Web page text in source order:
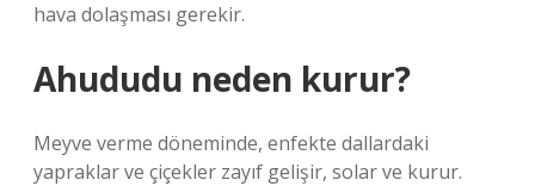
hava dolaşması gerekir.
Ahududu neden kurur?
Meyve verme döneminde, enfekte dallardaki
yapraklar ve çiçekler zayıf gelişir, solar ve kurur.